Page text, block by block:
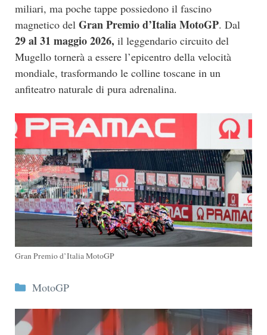
miliari, ma poche tappe possiedono il fascino
magnetico del Gran Premio d’Italia MotoGP. Dal
29 al 31 maggio 2026, il leggendario circuito del
Mugello tornerà a essere l’epicentro della velocità
mondiale, trasformando le colline toscane in un
anfiteatro naturale di pura adrenalina.
Gran Premio d’Italia MotoGP
Categorie
MotoGP